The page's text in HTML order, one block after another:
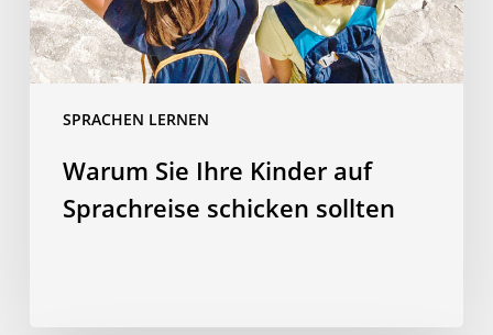
SPRACHEN LERNEN
sollten
Warum Sie Ihre Kinder auf
Sprachreise schicken sollten